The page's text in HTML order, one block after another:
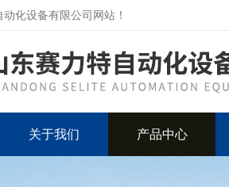
化设备有限公司网站！
关于我们 产品中心